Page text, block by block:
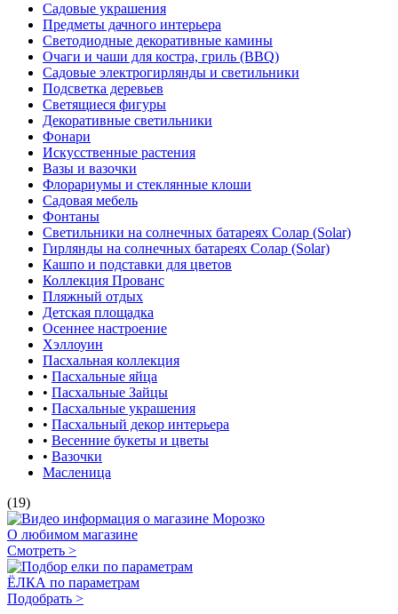
Садовые украшения
Предметы дачного интерьера
Светодиодные декоративные камины
Очаги и чаши для костра, гриль (BBQ)
Садовые электрогирлянды и светильники
Подсветка деревьев
Светящиеся фигуры
Декоративные светильники
Фонари
Искусственные растения
Вазы и вазочки
Флорариумы и стеклянные клоши
Садовая мебель
Фонтаны
Светильники на солнечных батареях Солар (Solar)
Гирлянды на солнечных батареях Солар (Solar)
Кашпо и подставки для цветов
Коллекция Прованс
Пляжный отдых
Детская площадка
Осеннее настроение
Хэллоуин
Пасхальная коллекция
• Пасхальные яйца
• Пасхальные Зайцы
• Пасхальные украшения
• Пасхальный декор интерьера
• Весенние букеты и цветы
• Вазочки
Масленица
(19)
О любимом магазине
Смотреть >
ЁЛКА по параметрам
Подобрать >